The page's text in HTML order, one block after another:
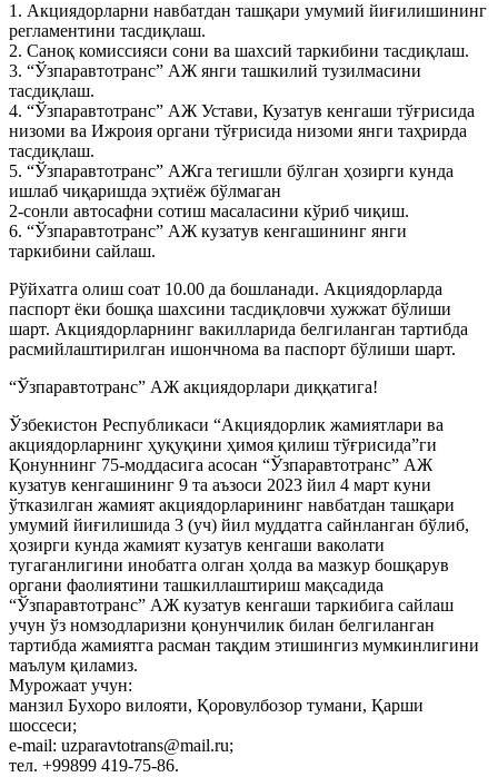
1. Акциядорларни навбатдан ташқари умумий йиғилишининг
регламентини тасдиқлаш.
2. Саноқ комиссияси сони ва шахсий таркибини тасдиқлаш.
3. “Ўзпаравтотранс” АЖ янги ташкилий тузилмасини
тасдиқлаш.
4. “Ўзпаравтотранс” АЖ Устави, Кузатув кенгаши тўғрисида
низоми ва Ижроия органи тўғрисида низоми янги таҳрирда
тасдиқлаш.
5. “Ўзпаравтотранс” АЖга тегишли бўлган ҳозирги кунда
ишлаб чиқаришда эҳтиёж бўлмаган
2-сонли автосафни сотиш масаласини кўриб чиқиш.
6. “Ўзпаравтотранс” АЖ кузатув кенгашининг янги
таркибини сайлаш.
Рўйхатга олиш соат 10.00 да бошланади. Акциядорларда
паспорт ёки бошқа шахсини тасдиқловчи хужжат бўлиши
шарт. Акциядорларнинг вакилларида белгиланган тартибда
расмийлаштирилган ишончнома ва паспорт бўлиши шарт.
“Ўзпаравтотранс” АЖ акциядорлари диққатига!
Ўзбекистон Республикаси “Акциядорлик жамиятлари ва
акциядорларнинг ҳуқуқини ҳимоя қилиш тўғрисида”ги
Қонуннинг 75-моддасига асосан “Ўзпаравтотранс” АЖ
кузатув кенгашининг 9 та аъзоси 2023 йил 4 март куни
ўтказилган жамият акциядорларининг навбатдан ташқари
умумий йиғилишида 3 (уч) йил муддатга сайнланган бўлиб,
ҳозирги кунда жамият кузатув кенгаши ваколати
тугаганлигини инобатга олган ҳолда ва мазкур бошқарув
органи фаолиятини ташкиллаштириш мақсадида
“Ўзпаравтотранс” АЖ кузатув кенгаши таркибига сайлаш
учун ўз номзодларизни қонунчилик билан белгиланган
тартибда жамиятга расман тақдим этишингиз мумкинлигини
маълум қиламиз.
Мурожаат учун:
манзил Бухоро вилояти, Қоровулбозор тумани, Қарши
шоссеси;
e-mail: uzparavtotrans@mail.ru;
тел. +99899 419-75-86.